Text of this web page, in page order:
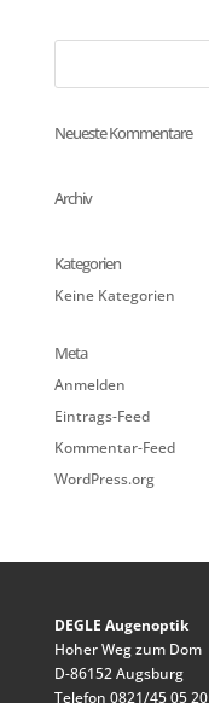
Neueste Kommentare
Archiv
Kategorien
Keine Kategorien
Meta
Anmelden
Eintrags-Feed
Kommentar-Feed
WordPress.org
DEGLE Augenoptik
Hoher Weg zum Dom
D-86152 Augsburg
Telefon 0821/45 05 20